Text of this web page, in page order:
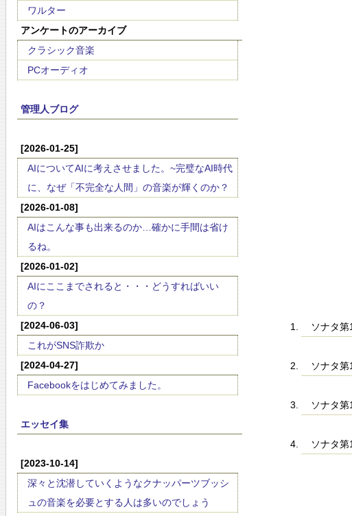
ワルター
アンケートのアーカイブ
クラシック音楽
PCオーディオ
管理人ブログ
[2026-01-25]
AIについてAIに考えさせました。~完璧なAI時代
に、なぜ「不完全な人間」の音楽が輝くのか？
[2026-01-08]
AIはこんな事も出来るのか…確かに手間は省け
るね。
[2026-01-02]
AIにここまでされると・・・どうすればいい
の？
[2024-06-03]
これがSNS詐欺か
[2024-04-27]
Facebookをはじめてみました。
エッセイ集
[2023-10-14]
深々と沈潜していくようなクナッパーツブッシ
ュの音楽を必要とする人は多いのでしょう
ソナタ
ソナタ
ソナタ
ソナタ